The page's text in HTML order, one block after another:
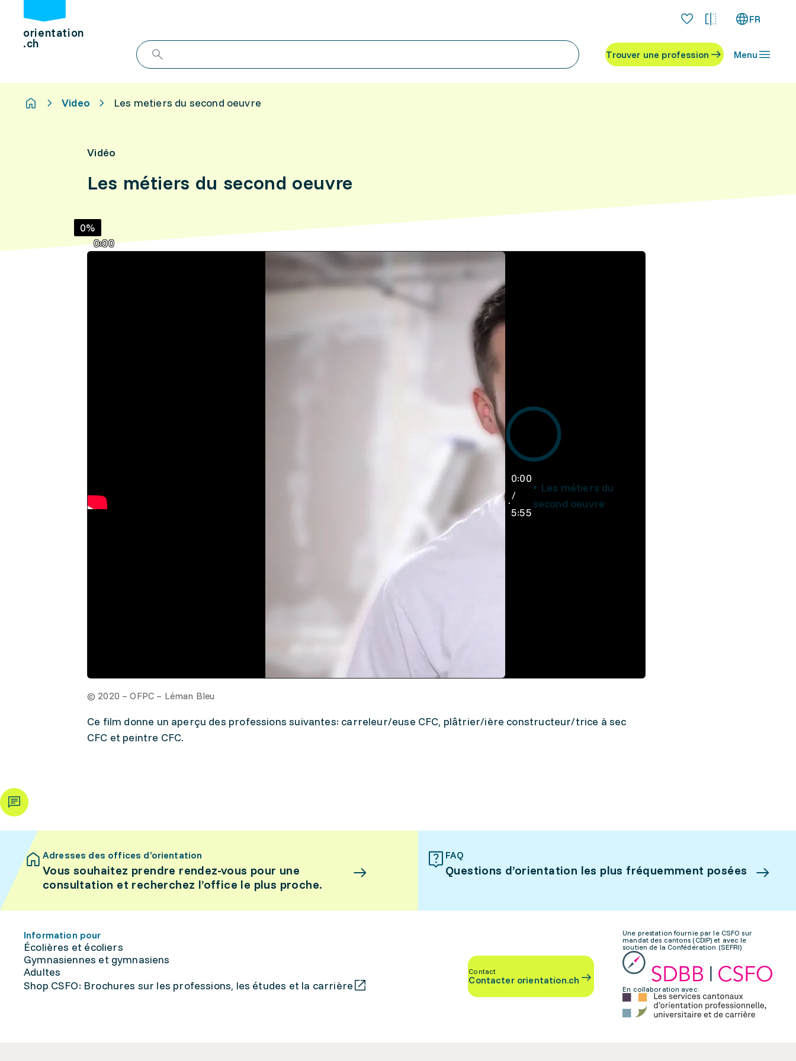
orientation
.ch
FR
Trouver une profession Menu
Video Les metiers du second oeuvre
Vidéo
Les métiers du second oeuvre
0:00
0%
0:00
/
5:55
Les métiers du
second oeuvre
© 2020 – OFPC – Léman Bleu
Ce film donne un aperçu des professions suivantes: carreleur/euse CFC, plâtrier/ière constructeur/trice à sec
CFC et peintre CFC.
Adresses des offices d’orientation
Vous souhaitez prendre rendez-vous pour une
consultation et recherchez l’office le plus proche.
FAQ
Questions d’orientation les plus fréquemment posées
Information pour
Écolières et écoliers
Gymnasiennes et gymnasiens
Adultes
Shop CSFO: Brochures sur les professions, les études et la carrière
Contact
Contacter orientation.ch
Une prestation fournie par le CSFO sur
mandat des cantons (CDIP) et avec le
soutien de la Confédération (SEFRI)
En collaboration avec: